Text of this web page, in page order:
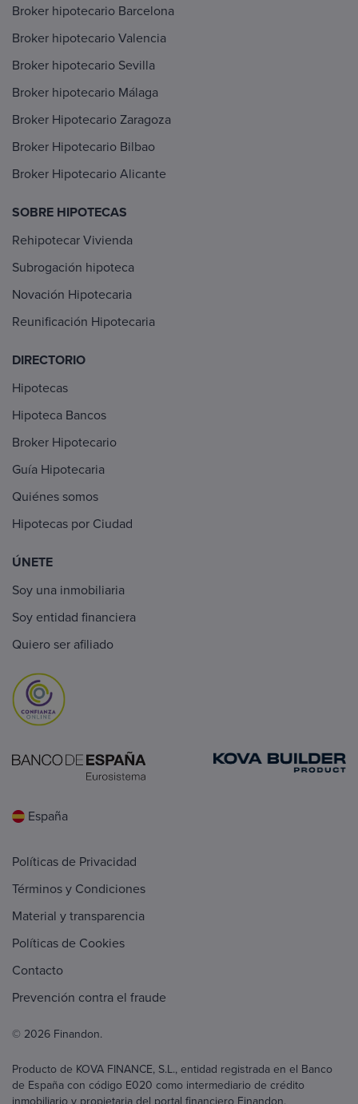
Broker hipotecario Barcelona
Broker hipotecario Valencia
Broker hipotecario Sevilla
Broker hipotecario Málaga
Broker Hipotecario Zaragoza
Broker Hipotecario Bilbao
Broker Hipotecario Alicante
SOBRE HIPOTECAS
Rehipotecar Vivienda
Subrogación hipoteca
Novación Hipotecaria
Reunificación Hipotecaria
DIRECTORIO
Hipotecas
Hipoteca Bancos
Broker Hipotecario
Guía Hipotecaria
Quiénes somos
Hipotecas por Ciudad
ÚNETE
Soy una inmobiliaria
Soy entidad financiera
Quiero ser afiliado
España
Políticas de Privacidad
Términos y Condiciones
Material y transparencia
Políticas de Cookies
Contacto
Prevención contra el fraude
© 2026 Finandon.
Producto de KOVA FINANCE, S.L., entidad registrada en el Banco
de España con código E020 como intermediario de crédito
inmobiliario y propietaria del portal financiero Finandon.